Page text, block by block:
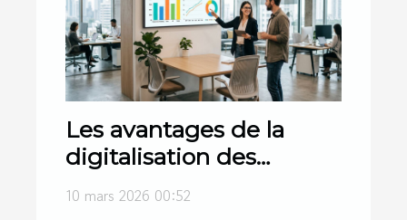
Les avantages de la
digitalisation des
révisions salariales
10 mars 2026 00:52